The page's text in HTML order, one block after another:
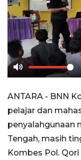
Mute
ANTARA - BNN
pelajar dan
penyalahgunaan
Tengah, masih
Kombes Pol. Qori